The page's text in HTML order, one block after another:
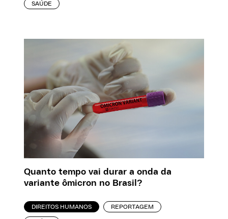
SAÚDE
Quanto tempo vai durar a onda da
variante ômicron no Brasil?
DIREITOS HUMANOS REPORTAGEM